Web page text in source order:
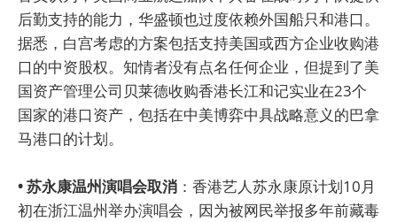
后勤支持的能力，华盛顿也过度依赖外国船只和港口。
据悉，白宫考虑的方案包括支持美国或西方企业收购港
口的中资股权。知情者没有点名任何企业，但提到了美
国资产管理公司贝莱德收购香港长江和记实业在23个
国家的港口资产，包括在中美博弈中具战略意义的巴拿
马港口的计划。
• 苏永康温州演唱会取消 ：香港艺人苏永康原计划10月
初在浙江温州举办演唱会，因为被网民举报多年前藏毒